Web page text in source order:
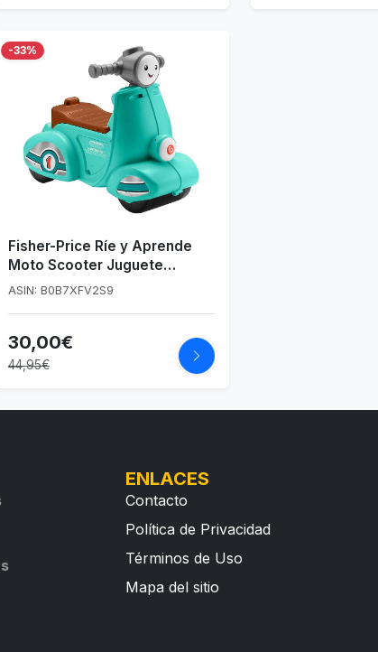
-33%
Fisher-Price Ríe y Aprende
Moto Scooter Juguete
correpasillos con Sonidos,
inglés + alemán + holandés
(HMV76)
ASIN: B0B7XFV2S9
30,00€
44,95€
ENLACES
Contacto
Política de Privacidad
Términos de Uso
Mapa del sitio